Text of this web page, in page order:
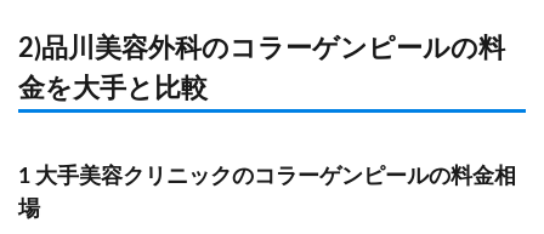
2)品川美容外科のコラーゲンピールの料
金を大手と比較
1 大手美容クリニックのコラーゲンピールの料金相
場